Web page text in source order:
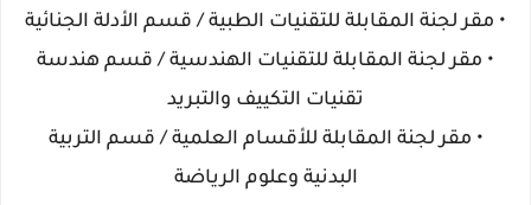
• مقر لجنة المقابلة للتقنيات الطبية / قسم الأدلة الجنائية
• مقر لجنة المقابلة للتقنيات الهندسية / قسم هندسة
تقنيات التكييف والتبريد
• مقر لجنة المقابلة للأقسام العلمية / قسم التربية
البدنية وعلوم الرياضة